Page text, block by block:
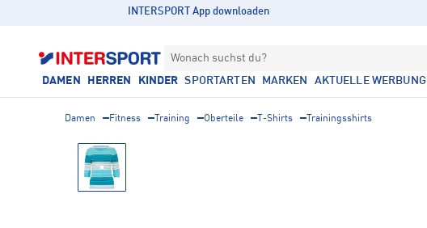
INTERSPORT App downloaden
Wonach suchst du?
DAMEN HERREN KINDER SPORTARTEN MARKEN AKTUELLE WERBUNG
Damen Fitness Training Oberteile T-Shirts Trainingsshirts